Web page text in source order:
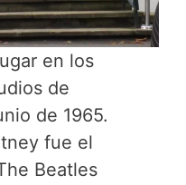
en los
de
de 1965.
fue el
Beatles